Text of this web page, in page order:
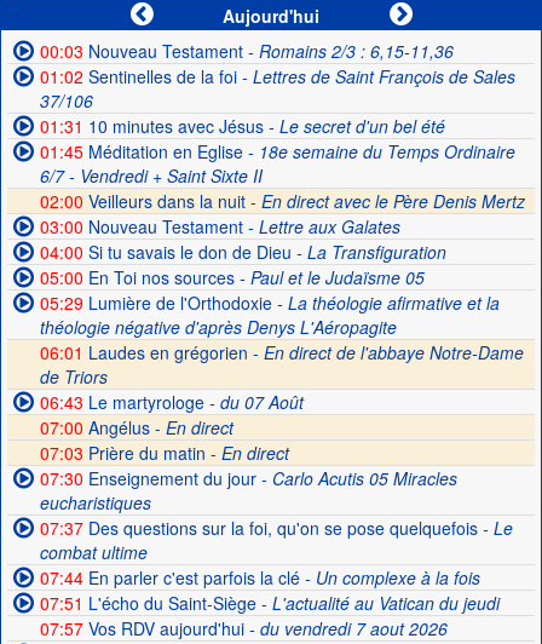
Aujourd'hui
00:03 Nouveau Testament- Romains 2/3 : 6,15-11,36
01:02 Sentinelles de la foi- Lettres de Saint François de Sales
37/106
01:31 10 minutes avec Jésus- Le secret d'un bel été
01:45Méditation en Eglise- 18e semaine du Temps Ordinaire
6/7 - Vendredi + Saint Sixte II
02:00 Veilleurs dans la nuit - En direct avec le Père Denis Mertz
03:00 Nouveau Testament- Lettre aux Galates
04:00 Si tu savais le don de Dieu - La Transfiguration
05:00 En Toi nos sources- Paul et le Judaïsme 05
05:29Lumière de l'Orthodoxie- La théologie afirmative et la
théologie négative d'après Denys L'Aéropagite
06:01 Laudes en grégorien - En direct de l'abbaye Notre-Dame
de Triors
06:43 Le martyrologe- du 07 Août
07:00 Angélus - En direct
07:03 Prière du matin - En direct
07:30 Enseignement du jour- Carlo Acutis 05 Miracles
eucharistiques
07:37Des questions sur la foi, qu'on se pose quelquefois- Le
combat ultime
07:44En parler c'est parfois la clé- Un complexe à la fois
07:51 L'écho du Saint-Siège- L'actualité au Vatican du jeudi
07:57Vos RDV aujourd'hui- du vendredi 7 aout 2026